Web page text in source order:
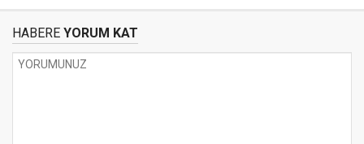
HABERE YORUM KAT